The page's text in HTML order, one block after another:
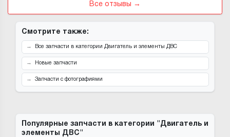
Все отзывы →
Смотрите также:
Все запчасти в категории Двигатель и элементы ДВС
Новые запчасти
Запчасти с фотографиями
Популярные запчасти в категории "Двигатель и
элементы ДВС"